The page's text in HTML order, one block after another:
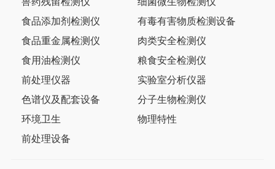
食品添加剂检测仪
有毒有害物质检测设备
食品重金属检测仪
肉类安全检测仪
食用油检测仪
粮食安全检测仪
前处理仪器
实验室分析仪器
色谱仪及配套设备
分子生物检测仪
环境卫生
物理特性
前处理设备